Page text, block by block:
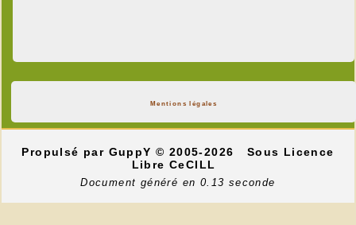
Mentions légales
Propulsé par GuppY© 2005-2026
Sous Licence
Libre CeCILL
Document généré en 0.13 seconde